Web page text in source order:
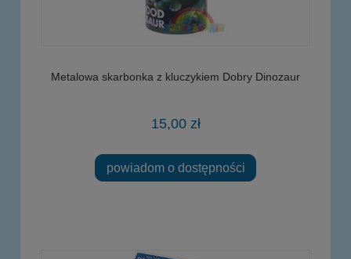
Metalowa skarbonka z kluczykiem Dobry Dinozaur
15,00 zł
powiadom o dostępności